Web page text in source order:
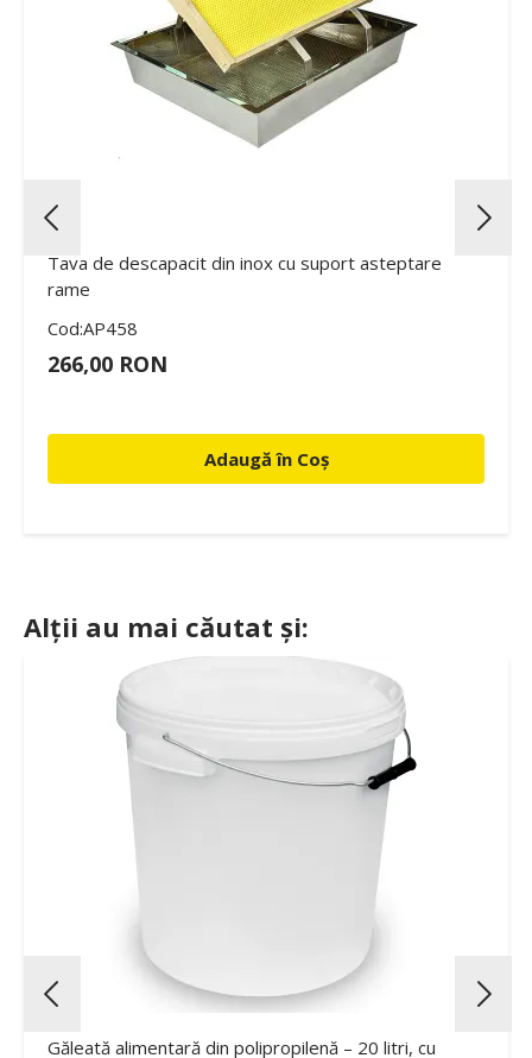
Tava de descapacit din inox cu suport asteptare
rame
Cod:AP458
266,00 RON
Adaugă în Coș
Alții au mai căutat și:
Găleată alimentară din polipropilenă – 20 litri, cu